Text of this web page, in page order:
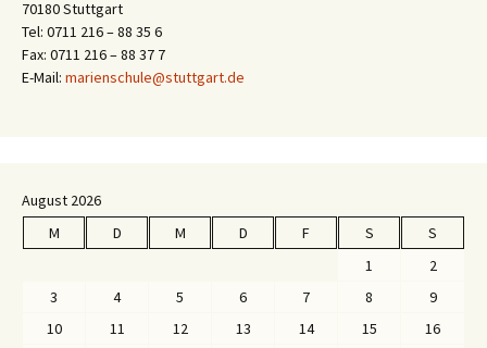
70180 Stuttgart
Tel: 0711 216 – 88 35 6
Fax: 0711 216 – 88 37 7
E-Mail: marienschule@stuttgart.de
August 2026
M
D M D F S
S
1
2
3
4 5 6 7 8
9
10
11 12 13 14 15
16